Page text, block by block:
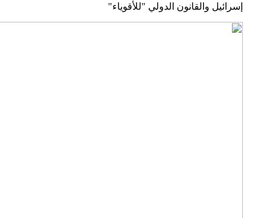
إسرائيل والقانون الدولي "للأقوياء"